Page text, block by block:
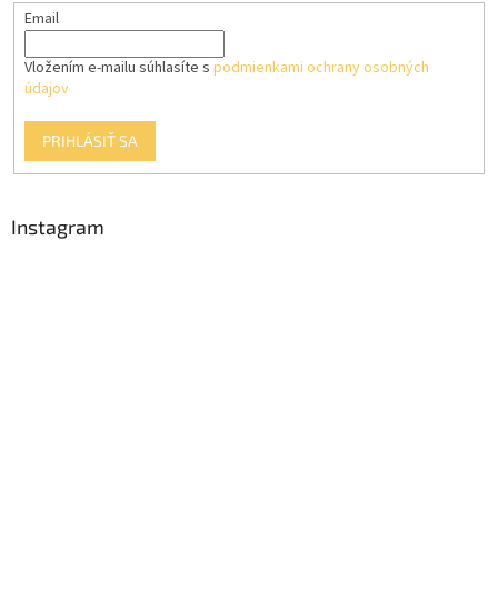
Email
Vložením e-mailu súhlasíte s podmienkami ochrany osobných
údajov
PRIHLÁSIŤ SA
Instagram